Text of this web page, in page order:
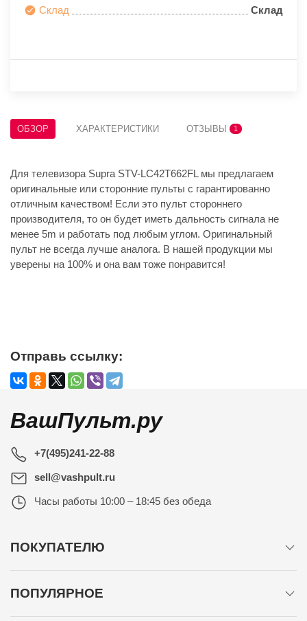
Склад Склад
ОБЗОР ХАРАКТЕРИСТИКИ ОТЗЫВЫ 1
Для телевизора Supra STV-LC42T662FL мы предлагаем
оригинальные или сторонние пульты с гарантированно
отличным качеством! Если это пульт стороннего
производителя, то он будет иметь дальность сигнала не
менее 5m и работать под любым углом. Оригинальный
пульт не всегда лучше аналога. В нашей продукции мы
уверены на 100% и она вам тоже понравится!
Отправь ссылку:
ВашПульт.ру
+7(495)241-22-88
sell@vashpult.ru
Часы работы 10:00 – 18:45 без обеда
ПОКУПАТЕЛЮ
ПОПУЛЯРНОЕ